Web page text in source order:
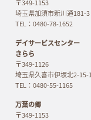
〒349-1153
埼玉県加須市新川通181-3
TEL：0480-78-1652
デイサービスセンター
きらら
〒349-1126
埼玉県久喜市伊坂北2-15-
TEL：0480-55-1165
万葉の郷
〒349-1153